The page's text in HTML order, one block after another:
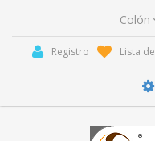
Registro Lista